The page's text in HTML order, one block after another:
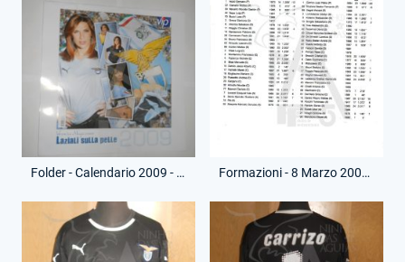
Folder - Calendario 2009 - Laziali sulla pelle Formazioni - 8 Marzo 2009 - Campionato Serie A - Napoli-Lazio